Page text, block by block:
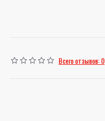
Всего отзывов: 0